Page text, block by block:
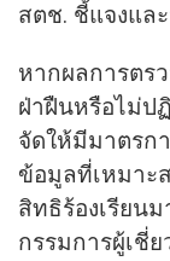
สตช. ชี้แจงแล
หากผลการตร
ฝ่าฝืนหรือไม่ป
จัดให้มีมาตรก
ข้อมูลที่เหมาะ
สิทธิร้องเรียน
กรรมการผู้เชี่